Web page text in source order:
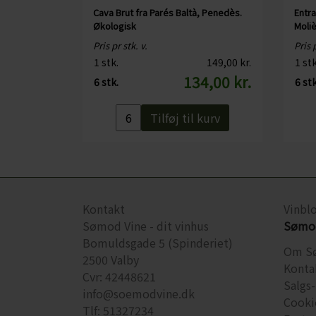
Cava Brut fra Parés Baltà, Penedès.
Økologisk
Pris pr stk. v.
1 stk.
149,00 kr.
6 stk.
134,00 kr.
Tilføj til kurv
Pris
1
6
Kontakt
Sømod Vine - dit vinhus
Bomuldsgade 5 (Spinderiet)
2500 Valby
Cvr: 42448621
info@soemodvine.dk
Tlf: 51327234
Om